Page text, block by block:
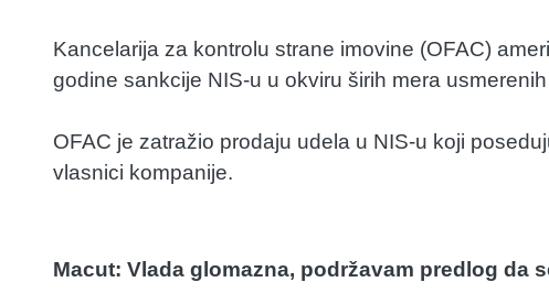
Kancelarija za kontrolu strane imovine (OFAC)
godine sankcije NIS-u u okviru širih mera
OFAC je zatražio prodaju udela u NIS-u koji
vlasnici kompanije.
Macut: Vlada glomazna, podržavam predlog da